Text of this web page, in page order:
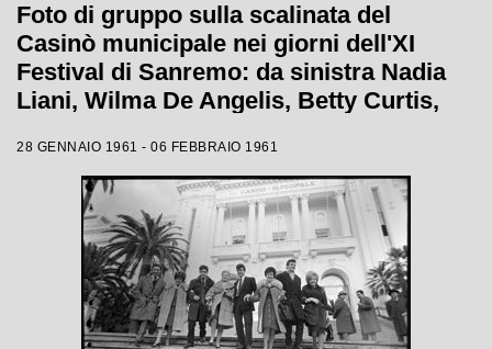
Foto di gruppo sulla scalinata del
Casinò municipale nei giorni dell'XI
Festival di Sanremo: da sinistra Nadia
Liani, Wilma De Angelis, Betty Curtis,
Mazzetti
28 GENNAIO 1961 - 06 FEBBRAIO 1961